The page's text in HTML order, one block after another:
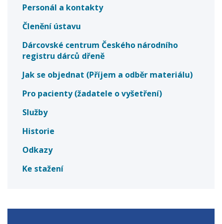
Personál a kontakty
Členění ústavu
Dárcovské centrum Českého národního
registru dárců dřeně
Jak se objednat (Příjem a odběr materiálu)
Pro pacienty (žadatele o vyšetření)
Služby
Historie
Odkazy
Ke stažení